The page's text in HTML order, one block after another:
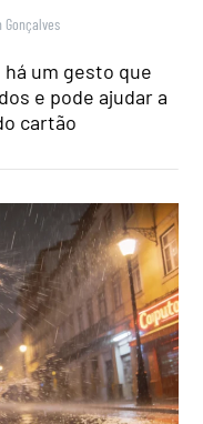
Gonçalves
um gesto que
e pode ajudar a
cartão